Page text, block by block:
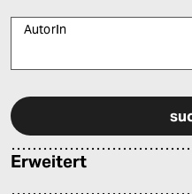
AutorIn
Erweitert